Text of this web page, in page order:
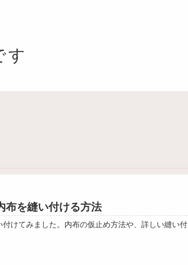
す
布を縫い付ける方法
けてみました。内布の仮止め方法や、詳しい縫い